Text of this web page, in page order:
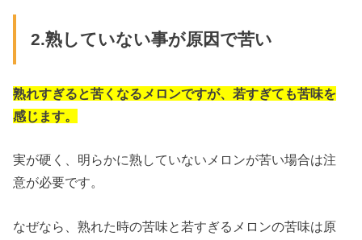
2.熟していない事が原因で苦い
熟れすぎると苦くなるメロンですが、若すぎても苦味を
感じます。
実が硬く、明らかに熟していないメロンが苦い場合は注
意が必要です。
なぜなら、熟れた時の苦味と若すぎるメロンの苦味は原